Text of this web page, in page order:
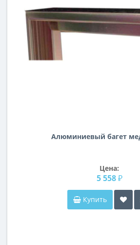
Алюминиевый багет
Цена:
5 558 ₽
Купить